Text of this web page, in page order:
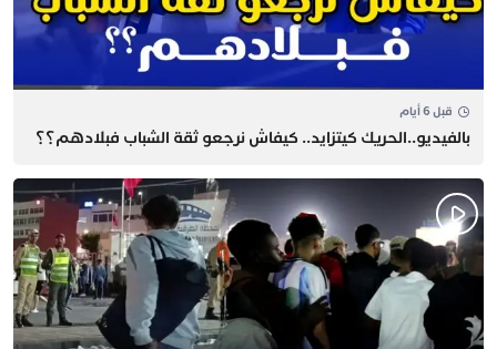
قبل 6 أيام
بالفيديو..الحريك كيتزايد.. كيفاش نرجعو ثقة الشباب فبلادهم؟؟